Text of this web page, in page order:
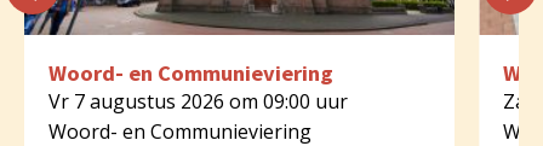
Woord- en Communieviering
Vr 7 augustus 2026 om 09:00 uur
Woord- en Communieviering
Za